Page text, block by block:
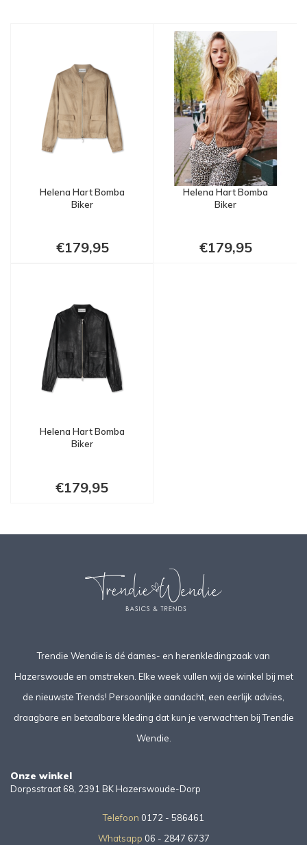
Helena Hart Bomba
Biker
€179,95
Helena Hart Bomba
Biker
€179,95
Helena Hart Bomba
Biker
€179,95
Trendie Wendie is dé dames- en herenkledingzaak van
Hazerswoude en omstreken. Elke week vullen wij de winkel bij met
de nieuwste Trends! Persoonlijke aandacht, een eerlijk advies,
draagbare en betaalbare kleding dat kun je verwachten bij Trendie
Wendie.
Onze winkel
Dorpsstraat 68, 2391 BK Hazerswoude-Dorp
Telefoon 0172 - 586461
Whatsapp 06 - 2847 6737